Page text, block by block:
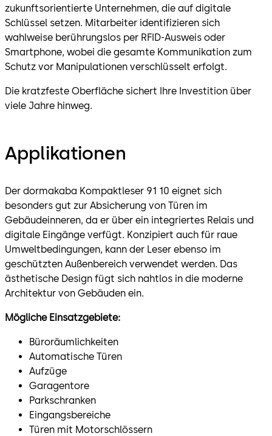
zukunftsorientierte Unternehmen, die auf digitale
Schlüssel setzen. Mitarbeiter identifizieren sich
wahlweise berührungslos per RFID-Ausweis oder
Smartphone, wobei die gesamte Kommunikation zum
Schutz vor Manipulationen verschlüsselt erfolgt.
Die kratzfeste Oberfläche sichert Ihre Investition über
viele Jahre hinweg.
Applikationen
Der dormakaba Kompaktleser 91 10 eignet sich
besonders gut zur Absicherung von Türen im
Gebäudeinneren, da er über ein integriertes Relais und
digitale Eingänge verfügt. Konzipiert auch für raue
Umweltbedingungen, kann der Leser ebenso im
geschützten Außenbereich verwendet werden. Das
ästhetische Design fügt sich nahtlos in die moderne
Architektur von Gebäuden ein.
Mögliche Einsatzgebiete:
Büroräumlichkeiten
Automatische Türen
Aufzüge
Garagentore
Parkschranken
Eingangsbereiche
Türen mit Motorschlössern